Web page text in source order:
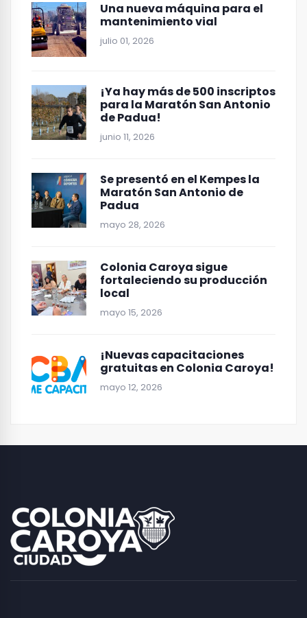
Una nueva máquina para el
mantenimiento vial
julio 01, 2026
¡Ya hay más de 500 inscriptos
para la Maratón San Antonio
de Padua!
junio 11, 2026
Se presentó en el Kempes la
Maratón San Antonio de
Padua
mayo 28, 2026
Colonia Caroya sigue
fortaleciendo su producción
local
mayo 15, 2026
¡Nuevas capacitaciones
gratuitas en Colonia Caroya!
mayo 12, 2026